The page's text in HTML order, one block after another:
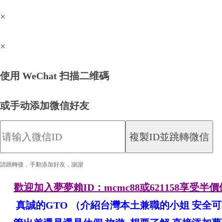
優
×
×
使用 WeChat 扫描二维碼
或手动添加微信好友
複製ID並跳轉微信
請跳轉後，手動添加好友，謝謝
歡迎加入夢夢賴ID：mcmc88或621158享受半
真誠的GTO （介紹台灣本土兼職的小姐 安全